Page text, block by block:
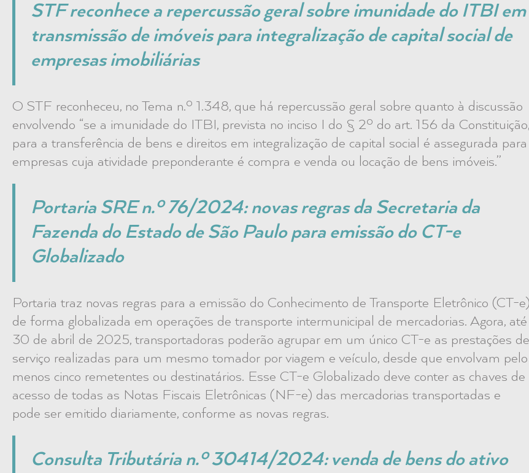
STF reconhece a repercussão geral sobre imunidade do ITBI em
transmissão de imóveis para integralização de capital social de
empresas imobiliárias
O STF reconheceu, no Tema n.º 1.348, que há repercussão geral sobre quanto à discussão
envolvendo “se a imunidade do ITBI, prevista no inciso I do § 2º do art. 156 da Constituição,
para a transferência de bens e direitos em integralização de capital social é assegurada para
empresas cuja atividade preponderante é compra e venda ou locação de bens imóveis.”
Portaria SRE n.º 76/2024: novas regras da Secretaria da
Fazenda do Estado de São Paulo para emissão do CT-e
Globalizado
Portaria traz novas regras para a emissão do Conhecimento de Transporte Eletrônico (CT-e)
de forma globalizada em operações de transporte intermunicipal de mercadorias. Agora, até
30 de abril de 2025, transportadoras poderão agrupar em um único CT-e as prestações de
serviço realizadas para um mesmo tomador por viagem e veículo, desde que envolvam pelo
menos cinco remetentes ou destinatários. Esse CT-e Globalizado deve conter as chaves de
acesso de todas as Notas Fiscais Eletrônicas (NF-e) das mercadorias transportadas e
pode ser emitido diariamente, conforme as novas regras.
Consulta Tributária n.º 30414/2024: venda de bens do ativo